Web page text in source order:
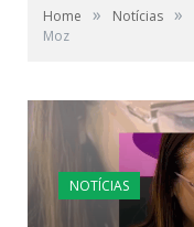
Home » Notícias »
Moz
NOTÍCIAS